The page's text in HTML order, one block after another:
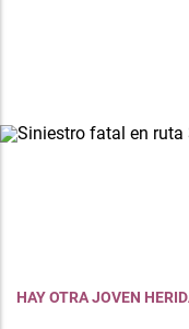
HAY OTRA JOVEN